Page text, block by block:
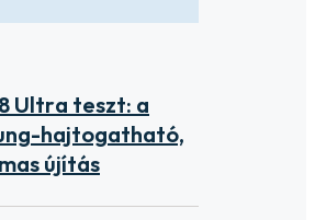
Ultra teszt: a
hajtogatható,
újítás